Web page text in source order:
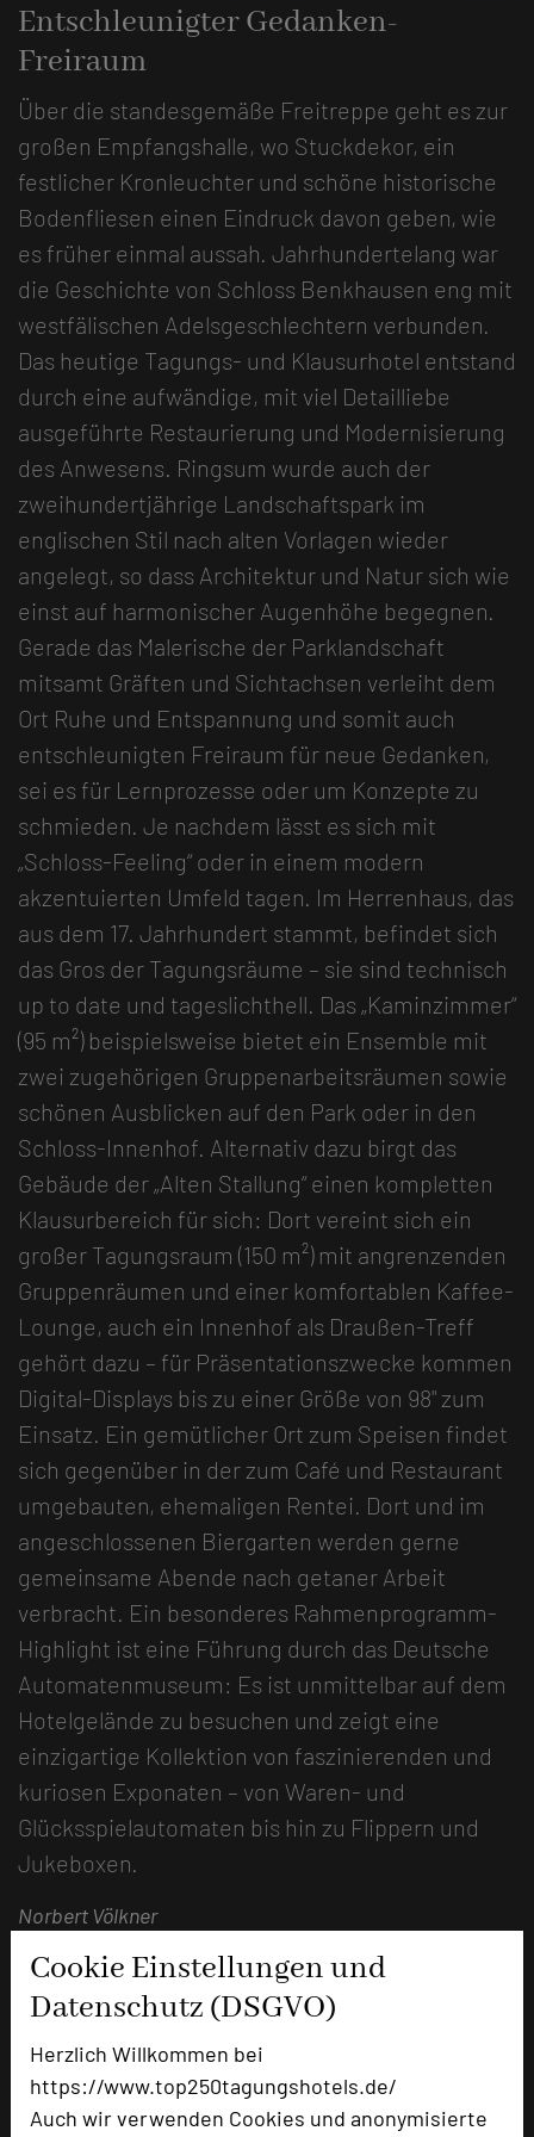
Cookie Einstellungen und
Datenschutz (DSGVO)
Herzlich Willkommen bei
https://www.top250tagungshotels.de/
Auch wir verwenden Cookies und anonymisierte
Entschleunigter Gedanken-
Freiraum
Über die standesgemäße Freitreppe geht es zur
großen Empfangshalle, wo Stuckdekor, ein
festlicher Kronleuchter und schöne historische
Bodenfliesen einen Eindruck davon geben, wie
es früher einmal aussah. Jahrhundertelang war
die Geschichte von Schloss Benkhausen eng mit
westfälischen Adelsgeschlechtern verbunden.
Das heutige Tagungs- und Klausurhotel entstand
durch eine aufwändige, mit viel Detailliebe
ausgeführte Restaurierung und Modernisierung
des Anwesens. Ringsum wurde auch der
zweihundertjährige Landschaftspark im
englischen Stil nach alten Vorlagen wieder
angelegt, so dass Architektur und Natur sich wie
einst auf harmonischer Augenhöhe begegnen.
Gerade das Malerische der Parklandschaft
mitsamt Gräften und Sichtachsen verleiht dem
Ort Ruhe und Entspannung und somit auch
entschleunigten Freiraum für neue Gedanken,
sei es für Lernprozesse oder um Konzepte zu
schmieden. Je nachdem lässt es sich mit
„Schloss-Feeling“ oder in einem modern
akzentuierten Umfeld tagen. Im Herrenhaus, das
aus dem 17. Jahrhundert stammt, befindet sich
das Gros der Tagungsräume – sie sind technisch
up to date und tageslichthell. Das „Kaminzimmer“
(95 m²) beispielsweise bietet ein Ensemble mit
zwei zugehörigen Gruppenarbeitsräumen sowie
schönen Ausblicken auf den Park oder in den
Schloss-Innenhof. Alternativ dazu birgt das
Gebäude der „Alten Stallung“ einen kompletten
Klausurbereich für sich: Dort vereint sich ein
großer Tagungsraum (150 m²) mit angrenzenden
Gruppenräumen und einer komfortablen Kaffee-
Lounge, auch ein Innenhof als Draußen-Treff
gehört dazu – für Präsentationszwecke kommen
Digital-Displays bis zu einer Größe von 98" zum
Einsatz. Ein gemütlicher Ort zum Speisen findet
sich gegenüber in der zum Café und Restaurant
umgebauten, ehemaligen Rentei. Dort und im
angeschlossenen Biergarten werden gerne
gemeinsame Abende nach getaner Arbeit
verbracht. Ein besonderes Rahmenprogramm-
Highlight ist eine Führung durch das Deutsche
Automatenmuseum: Es ist unmittelbar auf dem
Hotelgelände zu besuchen und zeigt eine
einzigartige Kollektion von faszinierenden und
kuriosen Exponaten – von Waren- und
Glücksspielautomaten bis hin zu Flippern und
Jukeboxen.
Norbert Völkner